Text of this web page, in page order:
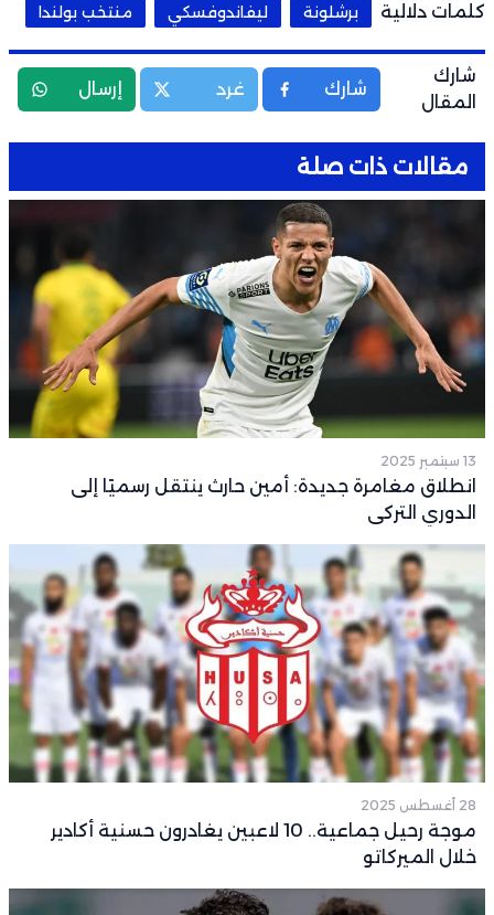
كلمات دلالية برشلونة ليفاندوفسكي منتخب بولندا
شارك
المقال
شارك غرد إرسال
مقالات ذات صلة
13 سبتمبر 2025
انطلاق مغامرة جديدة: أمين حارث ينتقل رسميًا إلى
الدوري التركي
28 أغسطس 2025
موجة رحيل جماعية.. 10 لاعبين يغادرون حسنية أكادير
خلال الميركاتو